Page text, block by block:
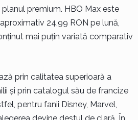
premium. HBO Max este
24,99 RON pe lună,
mai puțin variată comparativ
prin calitatea superioară a
și prin catalogul său de francize
pentru fanii Disney, Marvel,